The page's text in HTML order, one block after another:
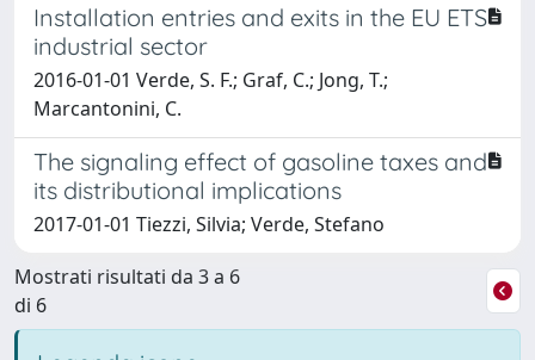
Installation entries and exits in the EU ETS
industrial sector
2016-01-01 Verde, S. F.; Graf, C.; Jong, T.;
Marcantonini, C.
The signaling effect of gasoline taxes and
its distributional implications
2017-01-01 Tiezzi, Silvia; Verde, Stefano
Mostrati risultati da 3 a 6
di 6